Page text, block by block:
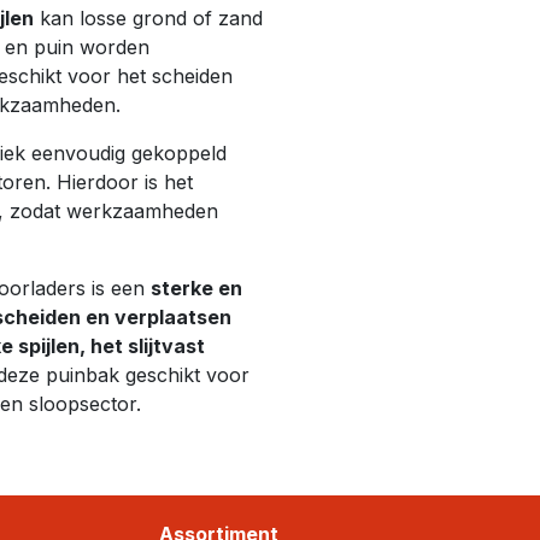
kan losse grond of zand
puin worden
voor het scheiden
eenvoudig gekoppeld
Hierdoor is het
zodat werkzaamheden
is een sterke en
en verplaatsen
spijlen, het slijtvast
puinbak geschikt voor
sloopsector.
Assortiment